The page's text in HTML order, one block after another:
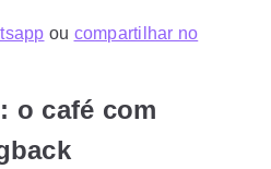
ou compartilhar no
o café com